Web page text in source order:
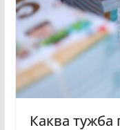
Каква тужба